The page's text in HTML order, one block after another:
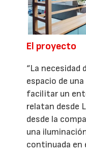
El proyecto
“La necesidad
espacio de
facilitar un
relatan desde
desde la
una
continuada en